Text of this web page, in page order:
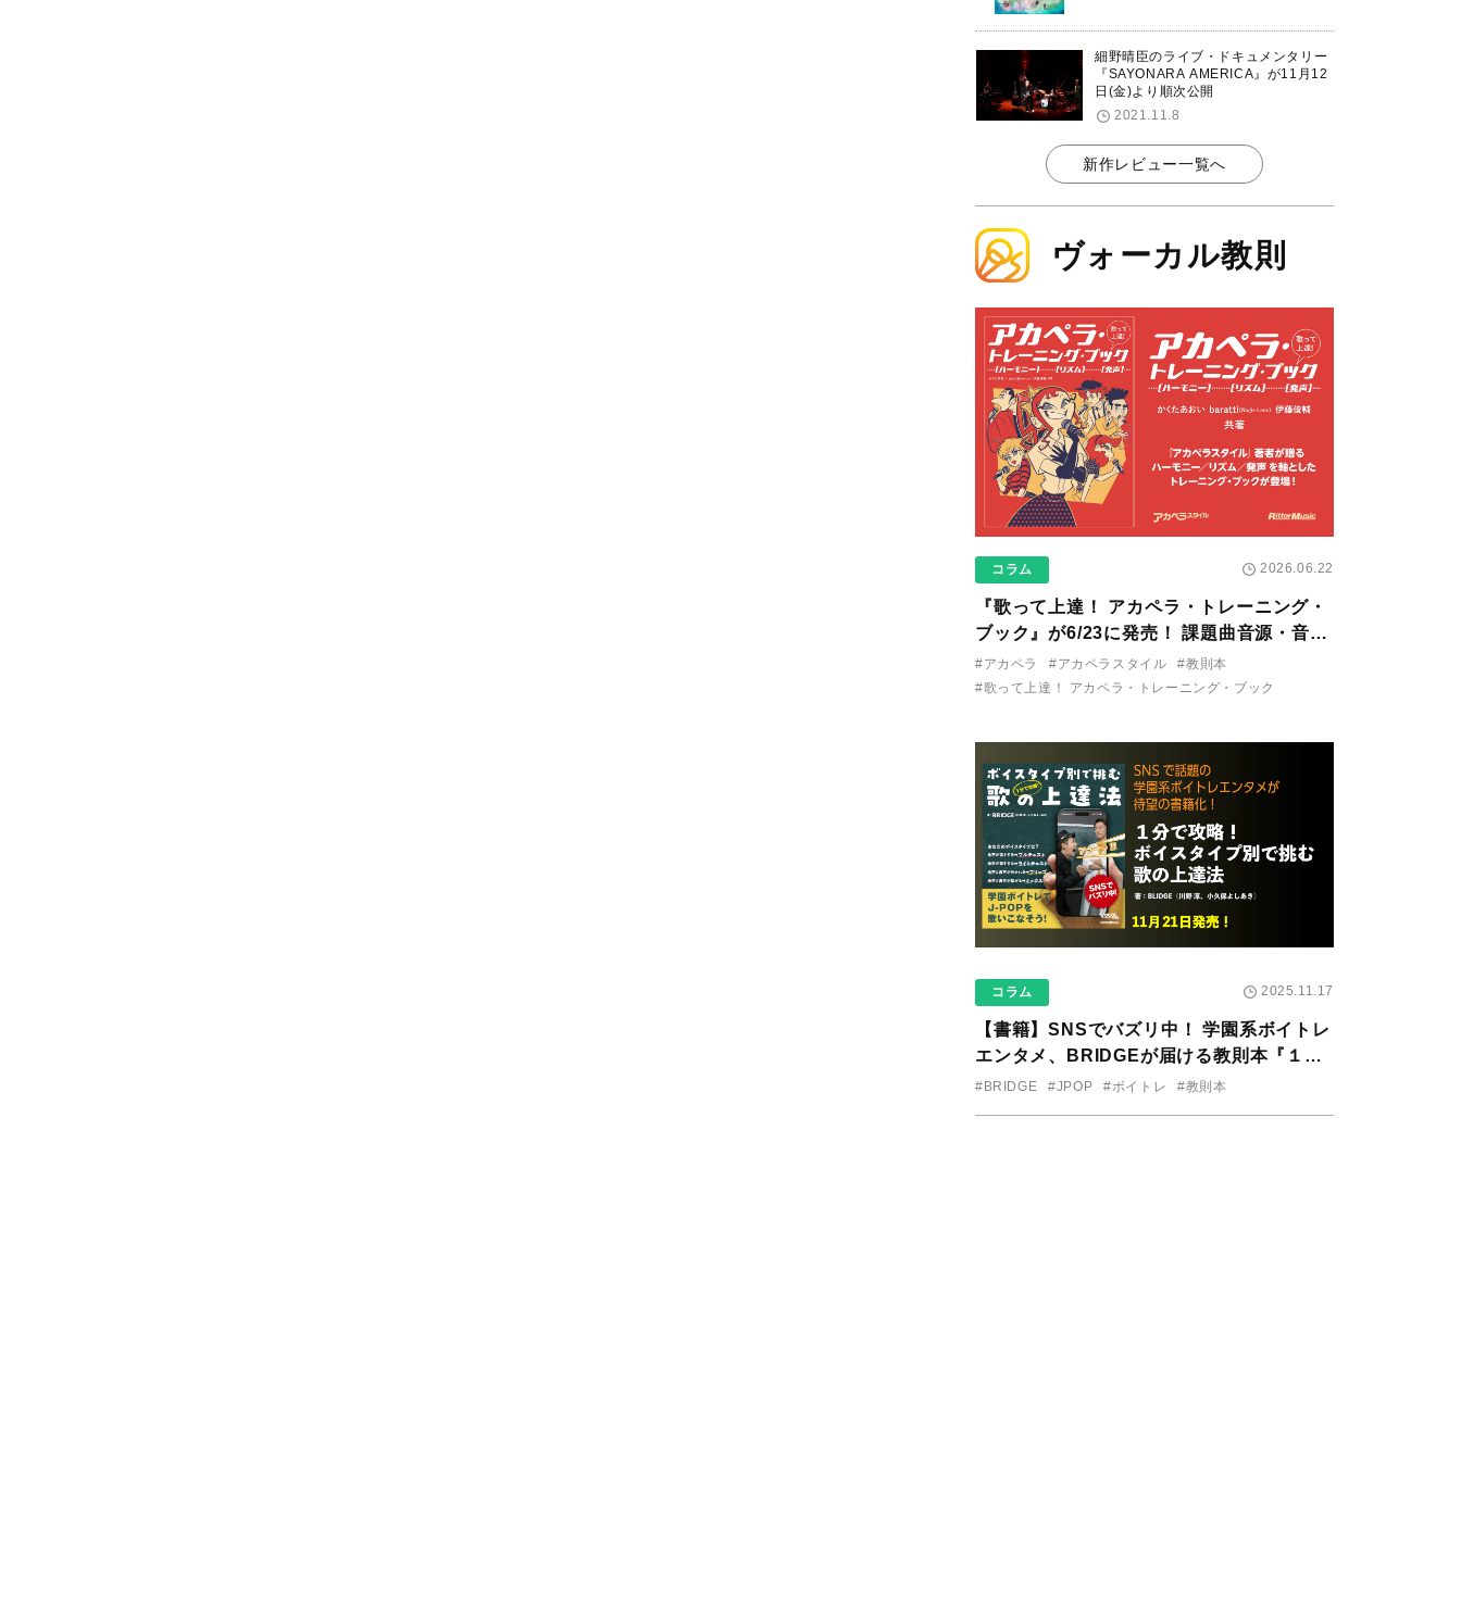
細野晴臣のライブ・ドキュメンタリー
『SAYONARA AMERICA』が11月12
日(金)より順次公開
2021.11.8
新作レビュー一覧へ
ヴォーカル教則
コラム 2026.06.22
『歌って上達！ アカペラ・トレーニング・
ブック』が6/23に発売！ 課題曲音源・音取
り用アプリを公開。
#アカペラ #アカペラスタイル
#教則本
#歌って上達！ アカペラ・トレーニング・ブック
コラム 2025.11.17
【書籍】SNSでバズリ中！ 学園系ボイトレ
エンタメ、BRIDGEが届ける教則本『１分
で攻略！ ボイスタイプ別で挑む歌の上達
#BRIDGE #JPOP #ボイトレ #教則本